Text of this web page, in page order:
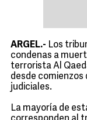
ARGEL.- Los
condenas a
terrorista Al
desde
judiciales.
La mayoría de